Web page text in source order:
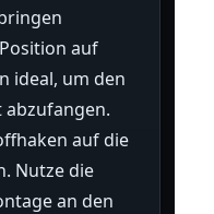
auf
ideal, um den
auf die
Nutze die
an den